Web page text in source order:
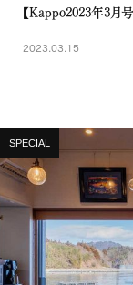
【Kappo2023年3月号
2023.03.15
SPECIAL